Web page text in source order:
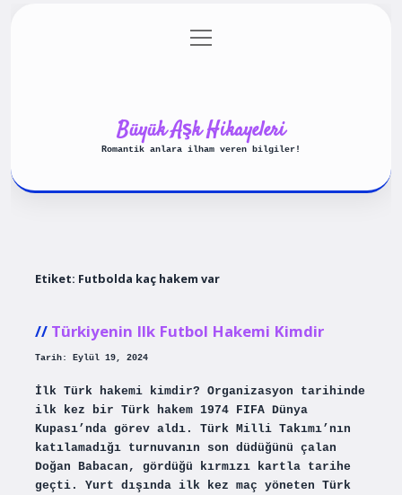
Gizlilik Politikası
menüyü
aç
Büyük Aşk Hikayeleri
Romantik anlara ilham veren bilgiler!
Etiket: Futbolda kaç hakem var
Türkiyenin Ilk Futbol Hakemi Kimdir
Tarih: Eylül 19, 2024
İlk Türk hakemi kimdir? Organizasyon tarihinde
ilk kez bir Türk hakem 1974 FIFA Dünya
Kupası’nda görev aldı. Türk Milli Takımı’nın
katılamadığı turnuvanın son düdüğünü çalan
Doğan Babacan, gördüğü kırmızı kartla tarihe
geçti. Yurt dışında ilk kez maç yöneten Türk